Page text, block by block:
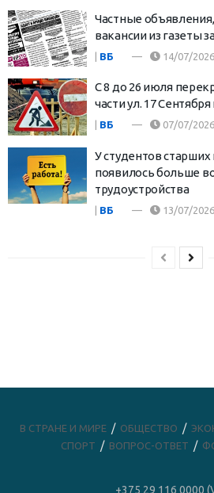
Частные
вакансии из газеты
| ВБ 14/07/2026
С 8 до 26 июля
части ул. 17
ВБ 07/07/2026
У студентов старших
появилось больше
трудоустройства
| ВБ 13/07/2026
В СТРАНЕ И МИРЕ ОБЩЕСТВО
СПОРТ
ВОПРОС-ОТВЕТ
+375 29 116 0000